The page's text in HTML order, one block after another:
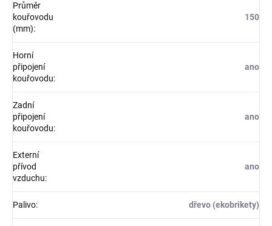
Průměr
kouřovodu
(mm):
150
Horní
připojení
kouřovodu:
ano
Zadní
připojení
kouřovodu:
ano
Externí
přívod
vzduchu:
ano
Palivo: dřevo (ekobrikety)